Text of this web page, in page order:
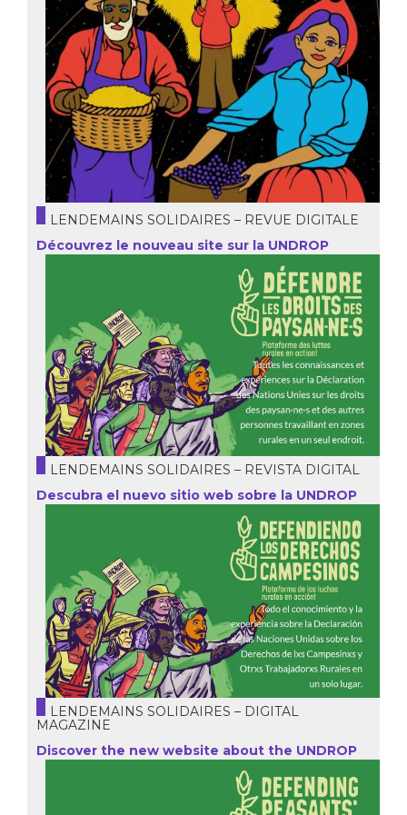
LENDEMAINS SOLIDAIRES – REVUE DIGITALE
Découvrez le nouveau site sur la UNDROP
LENDEMAINS SOLIDAIRES – REVISTA DIGITAL
Descubra el nuevo sitio web sobre la UNDROP
LENDEMAINS SOLIDAIRES – DIGITAL
MAGAZINE
Discover the new website about the UNDROP